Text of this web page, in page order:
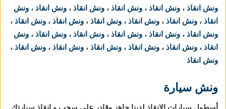
ونش انقاذ ، ونش انقاذ ، ونش انقاذ ، ونش انقاذ ، ونش انقاذ ، ونش
انقاذ ، ونش انقاذ ، ونش انقاذ ، ونش انقاذ ، ونش انقاذ ، ونش انقاذ ،
ونش انقاذ ، ونش انقاذ ، ونش انقاذ ، ونش انقاذ ، ونش انقاذ ، ونش
انقاذ ، ونش انقاذ ، ونش انقاذ ، ونش انقاذ ، ونش انقاذ ، ونش انقاذ ،
ونش انقاذ
ونش سيارة